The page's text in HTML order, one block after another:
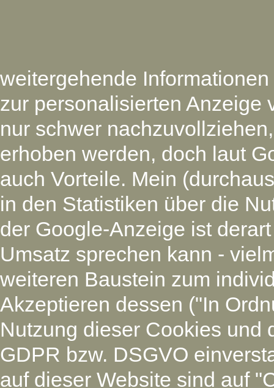
weitergehende
zur personalisierten Anzeige
nur schwer
erhoben werden, doch laut
auch Vorteile. Mein
in den Statistiken über die
der Google-Anzeige ist
Umsatz sprechen kann -
weiteren Baustein zum
Akzeptieren dessen ("In
Nutzung dieser Cookies und
GDPR bzw. DSGVO
auf dieser Website sind auf